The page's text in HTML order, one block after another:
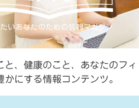
と、健康のこと、あなたのフィ
かにする情報コンテンツ。